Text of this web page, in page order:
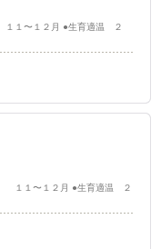
１〜１２月 ●生育適温 ２
１１〜１２月 ●生育適温 ２